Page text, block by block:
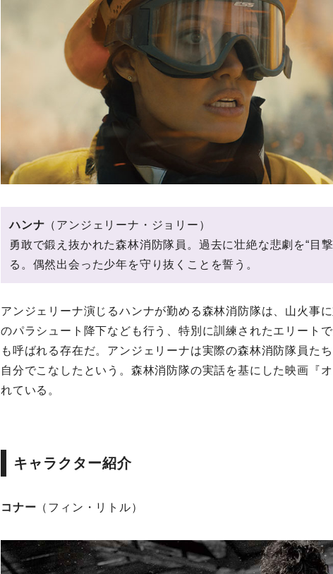
ハンナ （アンジェリーナ・ジョリー）
勇敢で鍛え抜かれた森林消防隊員。過去に壮絶な悲劇を“目
る。偶然出会った少年を守り抜くことを誓う。
アンジェリーナ演じるハンナが勤める森林消防隊は、山火事
のパラシュート降下なども行う、特別に訓練されたエリート
も呼ばれる存在だ。アンジェリーナは実際の森林消防隊員た
自分でこなしたという。森林消防隊の実話を基にした映画『
れている。
キャラクター紹介
コナー （フィン・リトル）